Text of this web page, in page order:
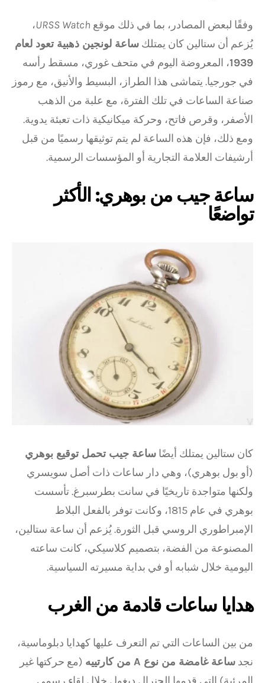
وفقًا لبعض المصادر، بما في ذلك موقع URSS Watch،
يُزعم أن ستالين كان يمتلك ساعة لونجين ذهبية تعود لعام
1939، المعروضة اليوم في متحف غوري، مسقط رأسه
في جورجيا. يتماشى هذا الطراز، البسيط والأنيق، مع رموز
صناعة الساعات في تلك الفترة، مع علبة من الذهب
الأصفر، وقرص فاتح، وحركة ميكانيكية ذات تعبئة يدوية.
ومع ذلك، فإن هذه الساعة لم يتم توثيقها رسميًا من قبل
أرشيفات العلامة التجارية أو المؤسسات الرسمية.
ساعة جيب من بوهري: الأكثر
تواضعًا
كان ستالين يمتلك أيضًا ساعة جيب تحمل توقيع بوهري
(أو بول بوهري)، وهي دار ساعات ذات أصل سويسري
ولكنها متواجدة تاريخيًا في سانت بطرسبرغ. تأسست
بوهري في عام 1815، وكانت توفر بالفعل البلاط
الإمبراطوري الروسي قبل الثورة. يُزعم أن ساعة ستالين،
المصنوعة من الفضة، بتصميم كلاسيكي، كانت ساعته
اليومية خلال شبابه أو في بداية مسيرته السياسية.
هدايا ساعات قادمة من الغرب
من بين الساعات التي تم التعرف عليها كهدايا دبلوماسية،
نجد ساعة غامضة من نوع A من كارتييه
(مع حركتها غير